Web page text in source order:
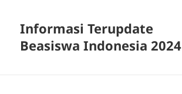
Informasi Terupdate
Beasiswa Indonesia 2024